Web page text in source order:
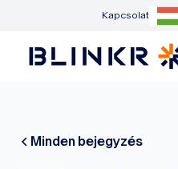
Kapcsolat
Minden bejegyzés